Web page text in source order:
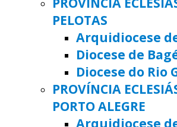
PELOTAS
Arquidiocese
Diocese de
Diocese do Rio
PROVÍNCIA
PORTO ALEGRE
Arquidiocese